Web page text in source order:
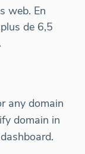
web. En
de 6,5
any domain
domain in